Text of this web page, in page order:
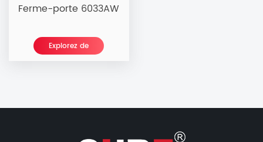
Ferme-porte 6033AW
Explorez de